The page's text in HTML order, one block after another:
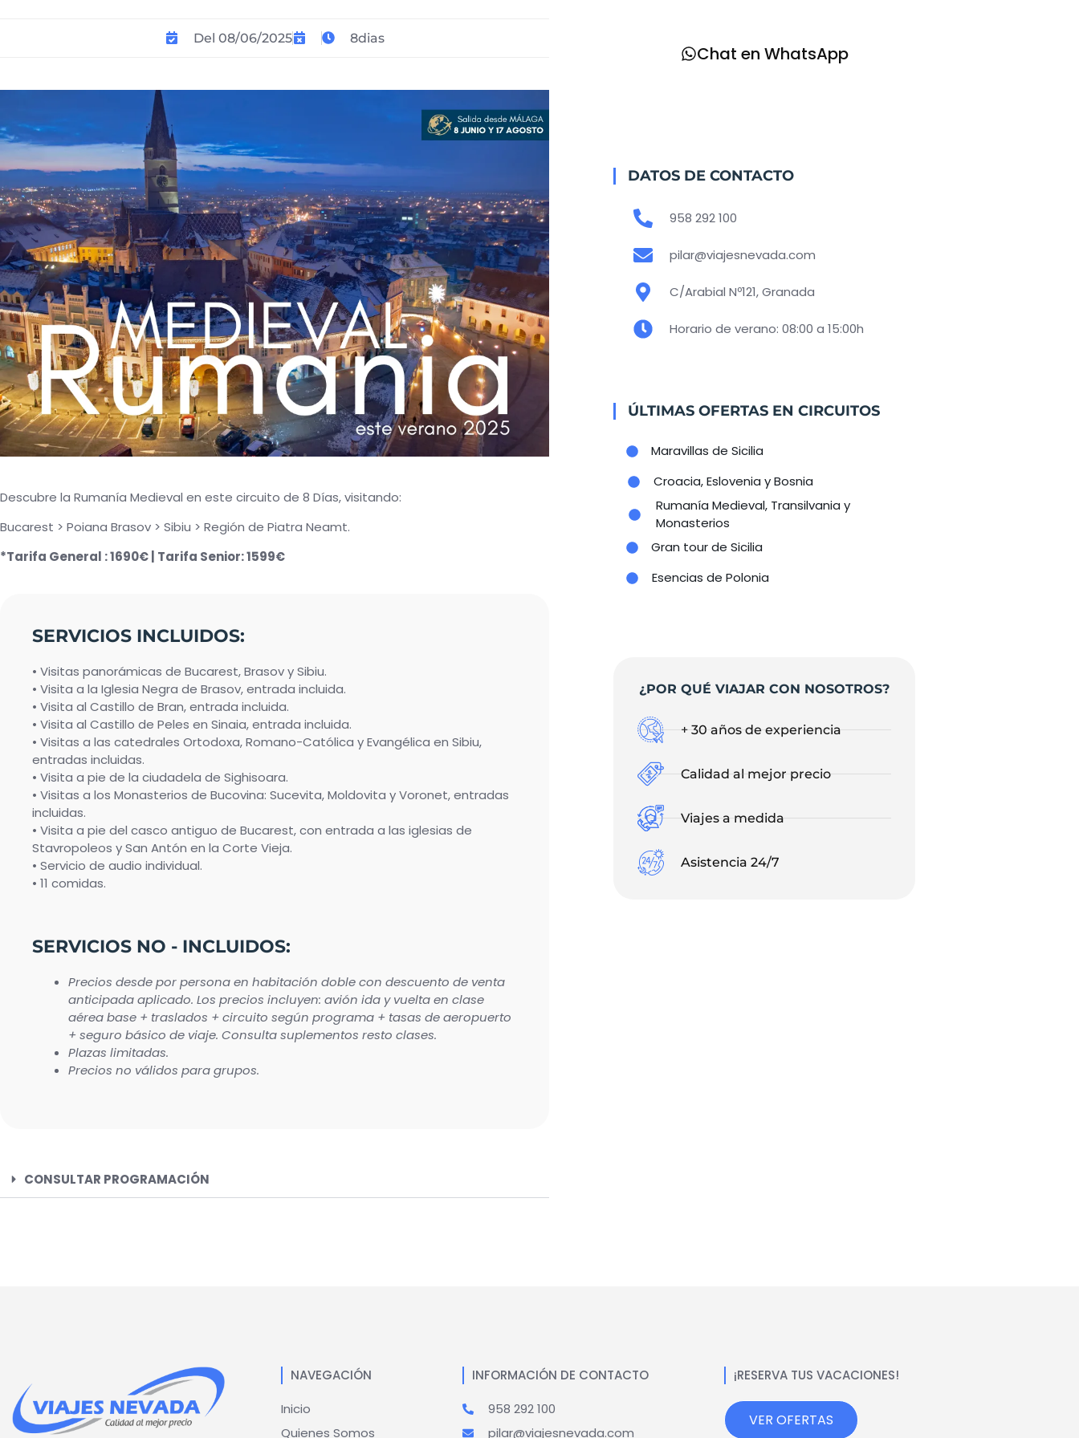
Del 08/06/2025 8dias
Descubre la Rumanía Medieval en este circuito de 8 Días, visitando:
Bucarest > Poiana Brasov > Sibiu > Región de Piatra Neamt.
*Tarifa General : 1690€ | Tarifa Senior: 1599€
SERVICIOS INCLUIDOS:
• Visitas panorámicas de Bucarest, Brasov y Sibiu.
• Visita a la Iglesia Negra de Brasov, entrada incluida.
• Visita al Castillo de Bran, entrada incluida.
• Visita al Castillo de Peles en Sinaia, entrada incluida.
• Visitas a las catedrales Ortodoxa, Romano-Católica y Evangélica en Sibiu,
entradas incluidas.
• Visita a pie de la ciudadela de Sighisoara.
• Visitas a los Monasterios de Bucovina: Sucevita, Moldovita y Voronet, entradas
incluidas.
• Visita a pie del casco antiguo de Bucarest, con entrada a las iglesias de
Stavropoleos y San Antón en la Corte Vieja.
• Servicio de audio individual.
• 11 comidas.
SERVICIOS NO - INCLUIDOS:
Precios desde por persona en habitación doble con descuento de venta
anticipada aplicado. Los precios incluyen: avión ida y vuelta en clase
aérea base + traslados + circuito según programa + tasas de aeropuerto
+ seguro básico de viaje. Consulta suplementos resto clases.
Plazas limitadas.
Precios no válidos para grupos.
CONSULTAR PROGRAMACIÓN
Chat en WhatsApp
DATOS DE CONTACTO
958 292 100
pilar@viajesnevada.com
C/Arabial Nº121, Granada
Horario de verano: 08:00 a 15:00h
ÚLTIMAS OFERTAS EN CIRCUITOS
Maravillas de Sicilia
Croacia, Eslovenia y Bosnia
Rumanía Medieval, Transilvania y
Monasterios
Gran tour de Sicilia
Esencias de Polonia
¿POR QUÉ VIAJAR CON NOSOTROS?
+ 30 años de experiencia
Calidad al mejor precio
Viajes a medida
Asistencia 24/7
NAVEGACIÓN
Inicio
Quienes Somos
INFORMACIÓN DE CONTACTO
958 292 100
pilar@viajesnevada.com
¡RESERVA TUS VACACIONES!
VER OFERTAS